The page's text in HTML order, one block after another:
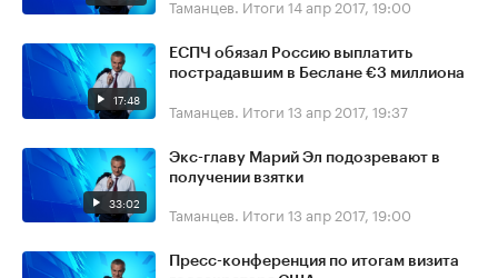
Таманцев. Итоги 14 апр 2017, 19:00
17:48
ЕСПЧ обязал Россию выплатить
пострадавшим в Беслане €3 миллиона
Таманцев. Итоги 13 апр 2017, 19:37
33:02
Экс-главу Марий Эл подозревают в
получении взятки
Таманцев. Итоги 13 апр 2017, 19:00
Пресс-конференция по итогам визита